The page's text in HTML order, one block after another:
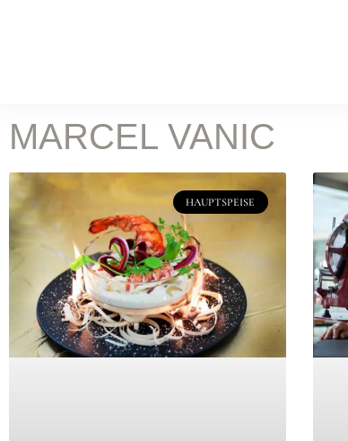
BATILOO
ABOUT
CONTACT
MARCEL VANIC
HAUPTSPEISE